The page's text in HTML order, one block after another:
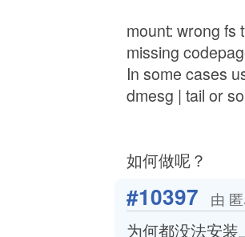
mount: wrong fs
missing
In some cases
dmesg | tail or so
如何做呢？
#10397 由
为何都没法安装